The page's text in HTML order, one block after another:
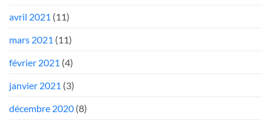
avril 2021 (11)
mars 2021 (11)
février 2021 (4)
janvier 2021 (3)
décembre 2020 (8)